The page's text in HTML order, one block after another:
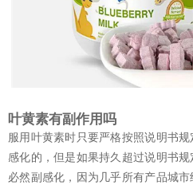
叶黄素有副作用吗
服用叶黄素时只要严格按照说明书
感化的，但是如果持久超过说明书
必然副感化，因为几乎所有产品城